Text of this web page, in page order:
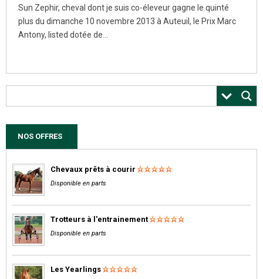
Sun Zephir, cheval dont je suis co-éleveur gagne le quinté
plus du dimanche 10 novembre 2013 à Auteuil, le Prix Marc
Antony, listed dotée de...
NOS OFFRES
Chevaux prêts à courir
Disponible en parts
Trotteurs à l'entrainement
Disponible en parts
Les Yearlings